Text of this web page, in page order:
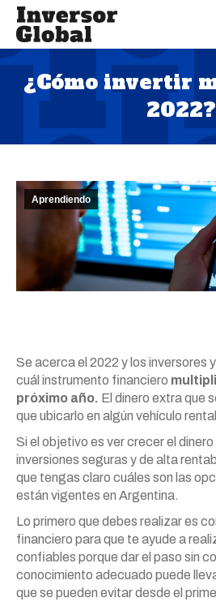
¿Cómo invertir
2022?
Aprendiendo
Se acerca el 2022 y los inversores
cuál instrumento financiero
próximo año. El dinero extra que
que ubicarlo en algún vehículo
Si el objetivo es ver crecer el
inversiones seguras y de alta
que tengas claro cuáles son las
están vigentes en Argentina.
Lo primero que debes realizar es
financiero para que te ayude a
confiables porque dar el paso sin
conocimiento adecuado puede
que se pueden evitar desde el